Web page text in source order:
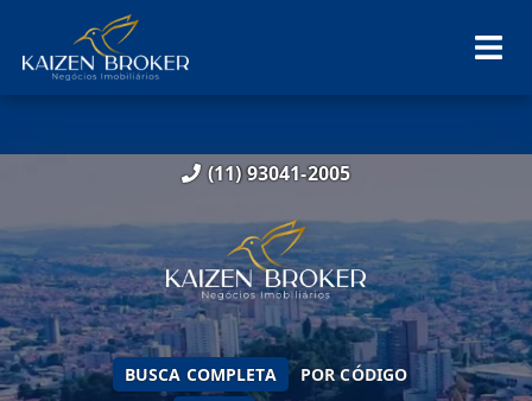
(11) 93041-2005
BUSCA COMPLETA POR CÓDIGO